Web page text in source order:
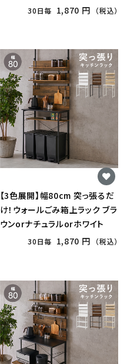
ホワイト30日毎 1,870 円 （税込）
【3色展開】幅80cm 突っ張るだ
け！ウォールごみ箱上ラック ブラ
ウンorナチュラルorホワイト
30日毎 1,870 円 （税込）